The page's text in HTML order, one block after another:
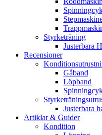
Styrketräning
Justerbara
Recensioner
Gåband
Löpband
Justerbara
Artiklar & Guider
Kondition